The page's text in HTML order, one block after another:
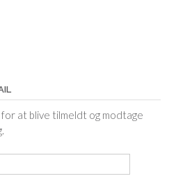
at blive tilmeldt og modtage